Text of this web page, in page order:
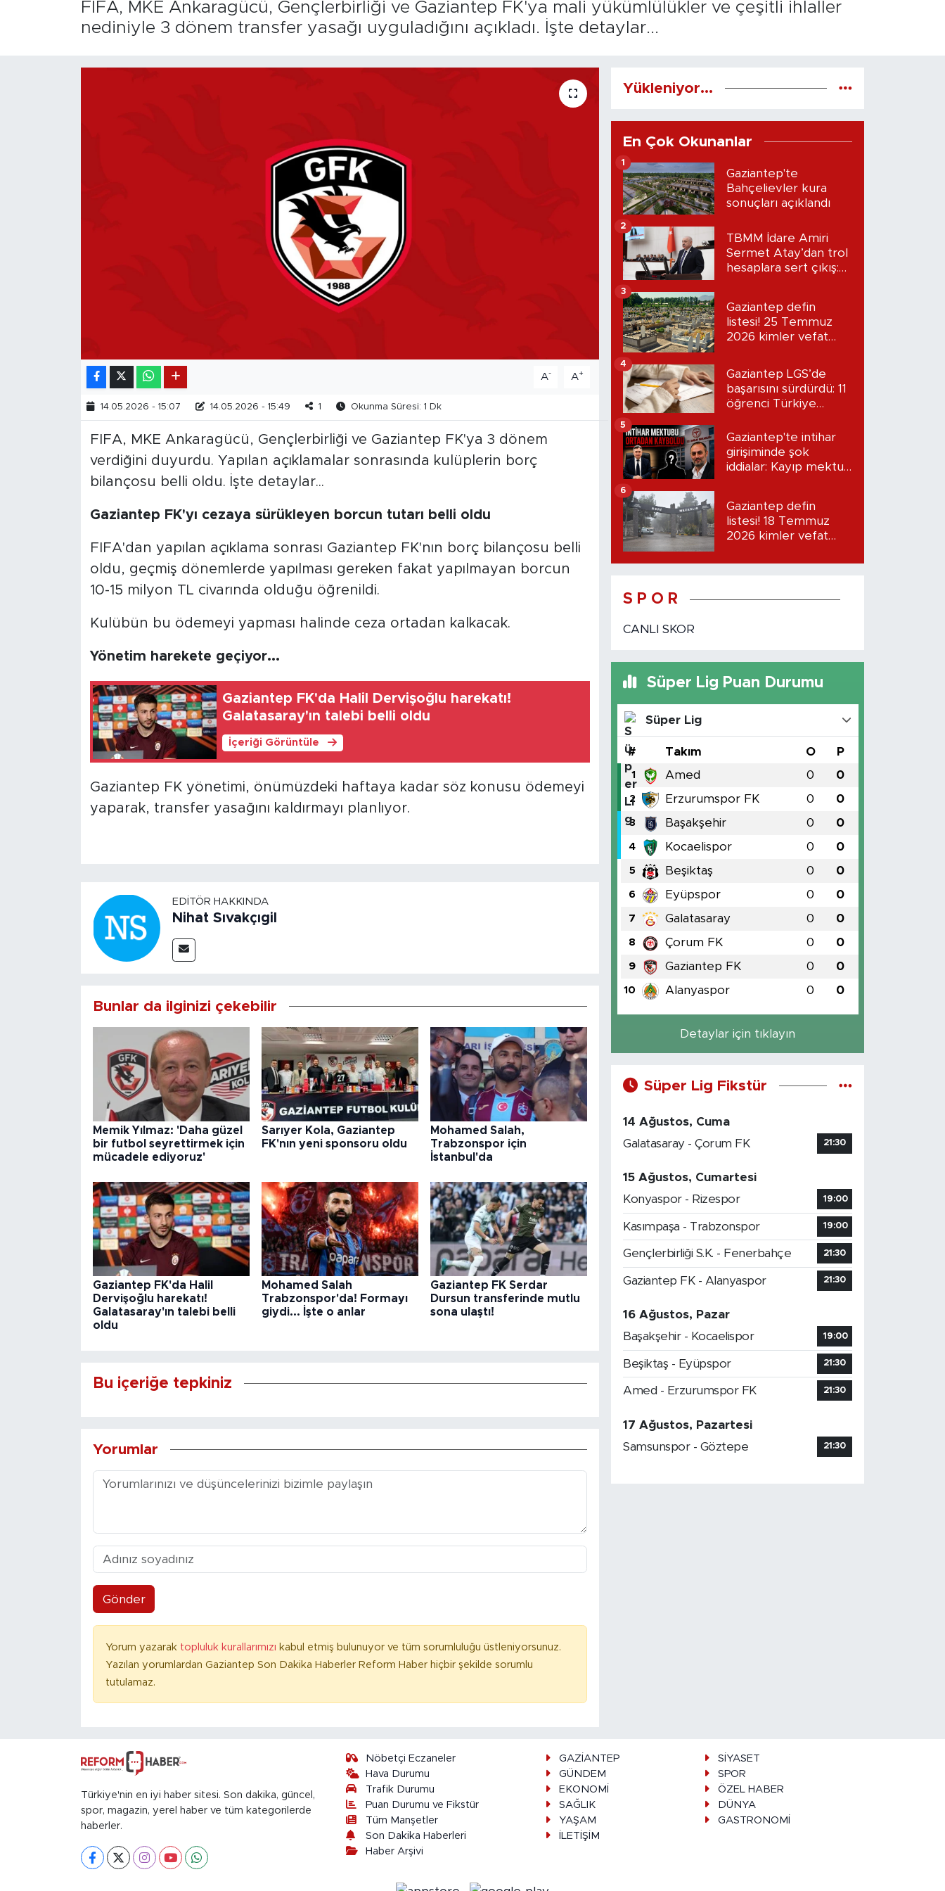
FIFA, MKE Ankaragücü, Gençlerbirliği ve Gaziantep FK'ya mali yükümlülükler ve çeşitli ihlaller
nediniyle 3 dönem transfer yasağı uyguladığını açıkladı. İşte detaylar...
A- A+
14.05.2026 - 15:07 14.05.2026 - 15:49 1 Okunma Süresi: 1 Dk
FIFA, MKE Ankaragücü, Gençlerbirliği ve Gaziantep FK'ya 3 dönem
verdiğini duyurdu. Yapılan açıklamalar sonrasında kulüplerin borç
bilançosu belli oldu. İşte detaylar...
Gaziantep FK'yı cezaya sürükleyen borcun tutarı belli oldu
FIFA'dan yapılan açıklama sonrası Gaziantep FK'nın borç bilançosu belli
oldu, geçmiş dönemlerde yapılması gereken fakat yapılmayan borcun
10-15 milyon TL civarında olduğu öğrenildi.
Kulübün bu ödemeyi yapması halinde ceza ortadan kalkacak.
Yönetim harekete geçiyor...
Gaziantep FK'da Halil Dervişoğlu harekatı!
Galatasaray'ın talebi belli oldu
İçeriği Görüntüle
Gaziantep FK yönetimi, önümüzdeki haftaya kadar söz konusu ödemeyi
yaparak, transfer yasağını kaldırmayı planlıyor.
EDITÖR HAKKINDA
Nihat Sıvakçıgil
Bunlar da ilginizi çekebilir
Memik Yılmaz: 'Daha güzel
bir futbol seyrettirmek için
mücadele ediyoruz'
Sarıyer Kola, Gaziantep
FK'nın yeni sponsoru oldu
Mohamed Salah,
Trabzonspor için
İstanbul'da
Gaziantep FK'da Halil
Dervişoğlu harekatı!
Galatasaray'ın talebi belli
oldu
Mohamed Salah
Trabzonspor'da! Formayı
giydi... İşte o anlar
Gaziantep FK Serdar
Dursun transferinde mutlu
sona ulaştı!
Bu içeriğe tepkiniz
Yorumlar
Gönder
Yorum yazarak topluluk kurallarımızı kabul etmiş bulunuyor ve tüm sorumluluğu üstleniyorsunuz.
Yazılan yorumlardan Gaziantep Son Dakika Haberler Reform Haber hiçbir şekilde sorumlu
tutulamaz.
Yükleniyor...
En Çok Okunanlar
Gaziantep'te
Bahçelievler kura
sonuçları açıklandı
1
TBMM İdare Amiri
Sermet Atay’dan trol
hesaplara sert çıkış:
2
Gaziantep defin
listesi! 25 Temmuz
2026 kimler vefat
3
Gaziantep LGS’de
başarısını sürdürdü: 11
öğrenci Türkiye
4
Gaziantep'te intihar
girişiminde şok
iddialar: Kayıp mektup
5
Gaziantep defin
listesi! 18 Temmuz
2026 kimler vefat
6
S P O R
CANLI SKOR
Süper Lig Puan Durumu
Süper Lig
# Takım O P
1 Amed 0 0
2 Erzurumspor FK 0 0
3 Başakşehir 0 0
4 Kocaelispor 0 0
5 Beşiktaş 0 0
6 Eyüpspor 0 0
7 Galatasaray 0 0
8 Çorum FK 0 0
9 Gaziantep FK 0 0
10 Alanyaspor 0 0
Detaylar için tıklayın
Süper Lig Fikstür
14 Ağustos, Cuma
Galatasaray - Çorum FK
21:30
15 Ağustos, Cumartesi
Konyaspor - Rizespor
19:00
Kasımpaşa - Trabzonspor 19:00
Gençlerbirliği S.K. - Fenerbahçe 21:30
Gaziantep FK - Alanyaspor 21:30
16 Ağustos, Pazar
Başakşehir - Kocaelispor
19:00
Beşiktaş - Eyüpspor 21:30
Amed - Erzurumspor FK 21:30
17 Ağustos, Pazartesi
Samsunspor - Göztepe
21:30
Türkiye'nin en iyi haber sitesi. Son dakika, güncel,
spor, magazin, yerel haber ve tüm kategorilerde
haberler.
Nöbetçi Eczaneler
Hava Durumu
Trafik Durumu
Puan Durumu ve Fikstür
Tüm Manşetler
Son Dakika Haberleri
Haber Arşivi
GAZİANTEP
SİYASET
GÜNDEM
SPOR
EKONOMİ
ÖZEL HABER
SAĞLIK
DÜNYA
YAŞAM
GASTRONOMİ
İLETİŞİM